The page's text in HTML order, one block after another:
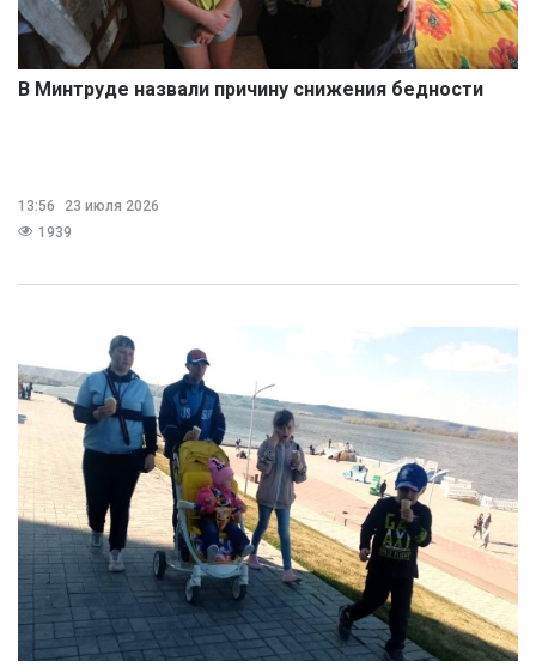
В Минтруде назвали причину снижения бедности
13:56
23 июля 2026
1939